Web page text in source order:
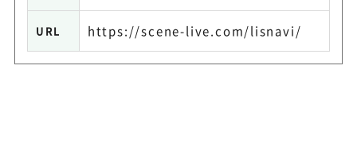
URL https://scene-live.com/lisnavi/